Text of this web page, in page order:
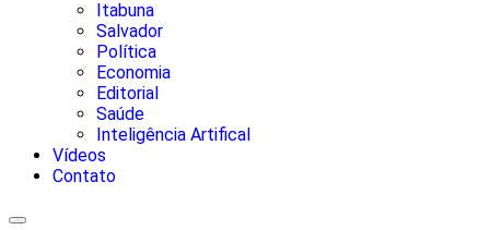
Itabuna
Salvador
Política
Economia
Editorial
Saúde
Inteligência Artifical
Vídeos
Contato